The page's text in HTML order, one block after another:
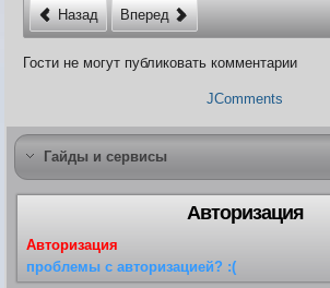
Назад Вперед
Гости не могут публиковать комментарии
JComments
Гайды и сервисы
Авторизация
Авторизация
проблемы с авторизацией? :(